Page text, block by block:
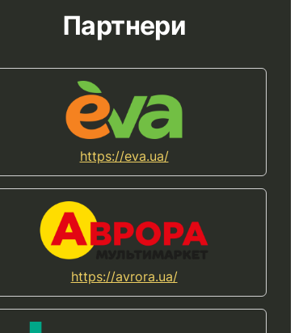
Партнери
https://eva.ua/
https://avrora.ua/